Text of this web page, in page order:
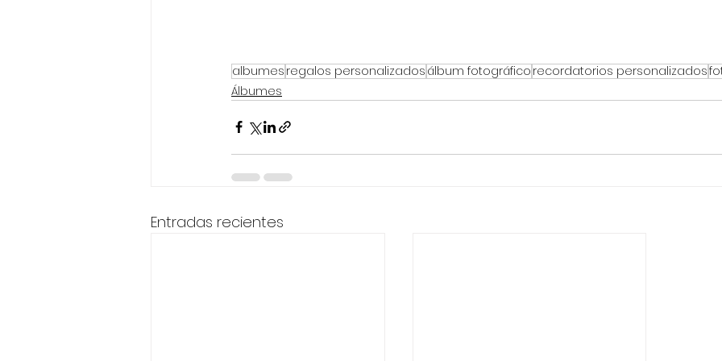
albumes regalos personalizados álbum fotográfico recordatorios personalizados
Álbumes
Entradas recientes